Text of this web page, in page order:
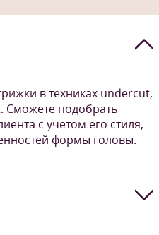
в техниках undercut,
Сможете подобрать
с учетом его стиля,
формы головы.